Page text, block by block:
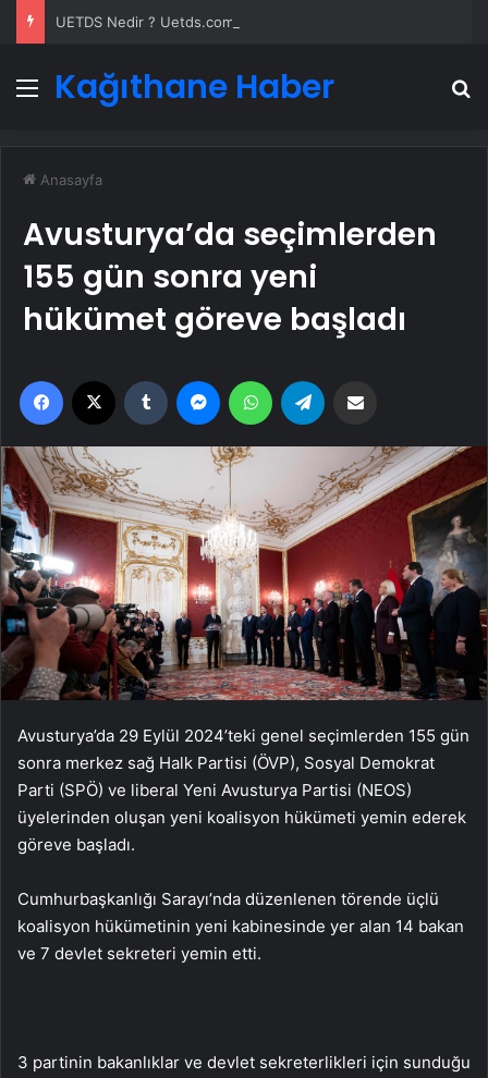
Menü
Kağıthane Haber
Anasayfa
Avusturya’da seçimlerden
155 gün sonra yeni
hükümet göreve başladı
Facebook Tumblr MessengerWhatsApp
Avusturya’da 29 Eylül 2024’teki genel seçimlerden 155 gün
sonra merkez sağ Halk Partisi (ÖVP), Sosyal Demokrat
Parti (SPÖ) ve liberal Yeni Avusturya Partisi (NEOS)
üyelerinden oluşan yeni koalisyon hükümeti yemin ederek
göreve başladı.
Cumhurbaşkanlığı Sarayı’nda düzenlenen törende üçlü
koalisyon hükümetinin yeni kabinesinde yer alan 14 bakan
ve 7 devlet sekreteri yemin etti.
3 partinin bakanlıklar ve devlet sekreterlikleri için sunduğu